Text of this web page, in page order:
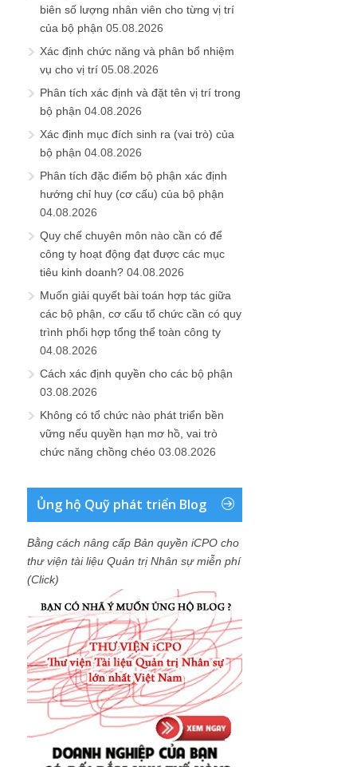
biên số lượng nhân viên cho từng vị trí
của bộ phận 05.08.2026
Xác định chức năng và phân bổ nhiệm
vụ cho vị trí 05.08.2026
Phân tích xác định và đặt tên vị trí trong
bộ phận 04.08.2026
Xác định mục đích sinh ra (vai trò) của
bộ phận 04.08.2026
Phân tích đặc điểm bộ phận xác định
hướng chỉ huy (cơ cấu) của bộ phận
04.08.2026
Quy chế chuyên môn nào cần có để
công ty hoạt động đạt được các mục
tiêu kinh doanh? 04.08.2026
Muốn giải quyết bài toán hợp tác giữa
các bộ phận, cơ cấu tổ chức cần có quy
trình phối hợp tổng thể toàn công ty
04.08.2026
Cách xác định quyền cho các bộ phận
03.08.2026
Không có tổ chức nào phát triển bền
vững nếu quyền hạn mơ hồ, vai trò
chức năng chồng chéo 03.08.2026
Ủng hộ Quỹ phát triển Blog
Bằng cách nâng cấp Bản quyền iCPO cho
thư viện tài liệu Quản trị Nhân sự miễn phí
(Click)